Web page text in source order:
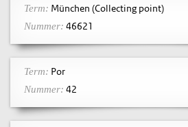
Term: München (Collecting point)
Nummer: 46621
Term: Por
Nummer: 42